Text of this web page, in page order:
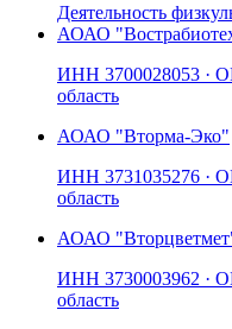
Деятельность
АОАО
ИНН 3700028053 ·
область
АОАО "Вторма-Эко"
ИНН 3731035276 ·
область
АОАО
ИНН 3730003962 ·
область